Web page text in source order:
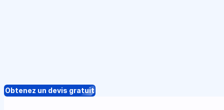
Obtenez un devis gratuit